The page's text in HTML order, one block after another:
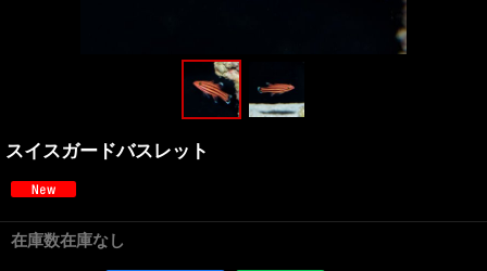
スイスガードバスレット
在庫数在庫なし